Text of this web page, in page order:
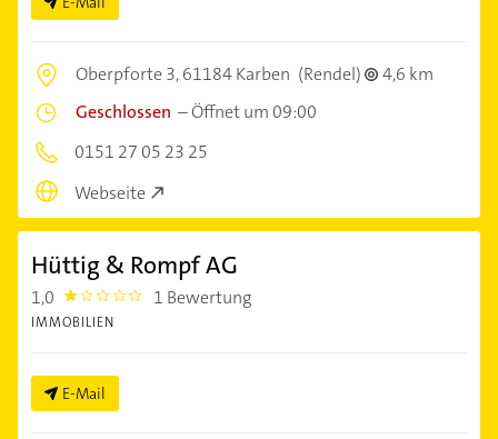
Oberpforte 3,61184 Karben (Rendel)
4,6 km
Geschlossen –Öffnet um 09:00
0151 27 05 23 25
Webseite
Hüttig & Rompf AG
1,0 1.0 1 Bewertung
IMMOBILIEN
E-Mail